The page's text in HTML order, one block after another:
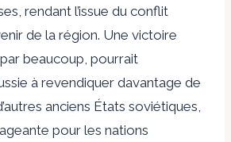
rendant l’issue du conflit
de la région. Une victoire
beaucoup, pourrait
à revendiquer davantage de
anciens États soviétiques,
pour les nations